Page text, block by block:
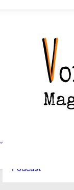
Podcast